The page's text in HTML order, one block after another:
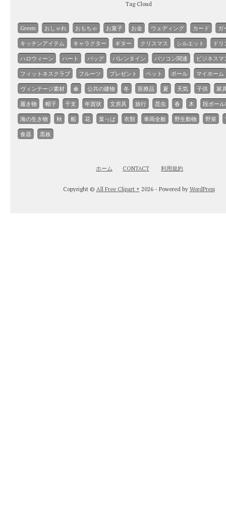
Tag Cloud
Green おしゃれ おもちゃ お菓子 お金 ウェディング カード ガ
キッチンアイテム キャラクター ギター クリスマス シルエット ド
ハロウィーン ハート バッグ バレンタイン パソコン関連 ビジネスマ
フィットネスクラブ フルーツ プレゼント ペット ボール マイホーム
ヴィンテージ素材 傘 公共の建物 冬 医療品 夏 天気 子供 家
履き物 帽子 干支 年賀状 文房具 旅行 昆虫 春 木 段ボー
海の生き物 秋 船 花 葉っぱ 衣類 車両全般 野生動物 野菜
食器 黒板
ホーム CONTACT 利用規約
Copyright © All Free Clipart + 2026 - Powered by WordPress